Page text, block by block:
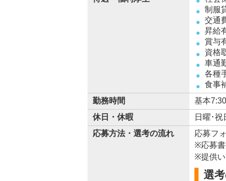
制服
交通
昇給
賞与
資格
車通
各種
食事
勤務時間
基本
休日・休暇
日曜･
応募方法・選考の流れ
応募フ
※応募書
※提供い
選